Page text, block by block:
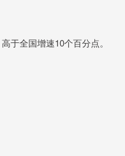
于全国增速10个百分点。